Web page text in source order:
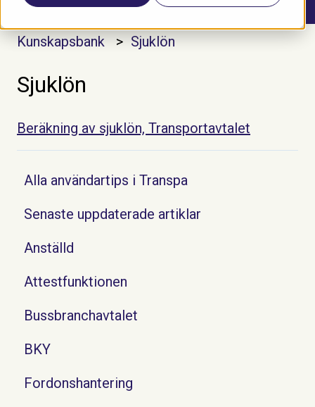
Kunskapsbank Sjuklön
Sjuklön
Beräkning av sjuklön, Transportavtalet
Alla användartips i Transpa
Senaste uppdaterade artiklar
Anställd
Attestfunktionen
Bussbranchavtalet
BKY
Fordonshantering